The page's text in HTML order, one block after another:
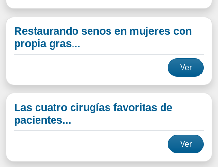
Restaurando senos en mujeres con
propia gras...
Ver
Las cuatro cirugías favoritas de
pacientes...
Ver